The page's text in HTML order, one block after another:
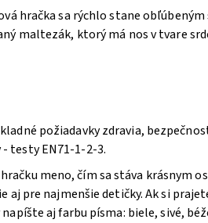
hračka sa rýchlo stane
maltezák, ktorý má nos v tvare
požiadavky zdravia,
testy EN71-1-2-3.
meno, čím sa stáva krásnym
aj pre najmenšie detičky. Ak si
aj farbu písma: biele, sivé,